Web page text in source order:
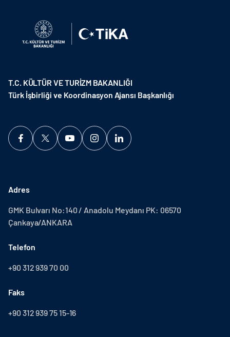
T.C. KÜLTÜR VE TURİZM BAKANLIĞI
Türk İşbirliği ve Koordinasyon Ajansı Başkanlığı
Adres
GMK Bulvarı No:140 / Anadolu Meydanı PK: 06570
Çankaya/ANKARA
Telefon
+90 312 939 70 00
Faks
+90 312 939 75 15-16